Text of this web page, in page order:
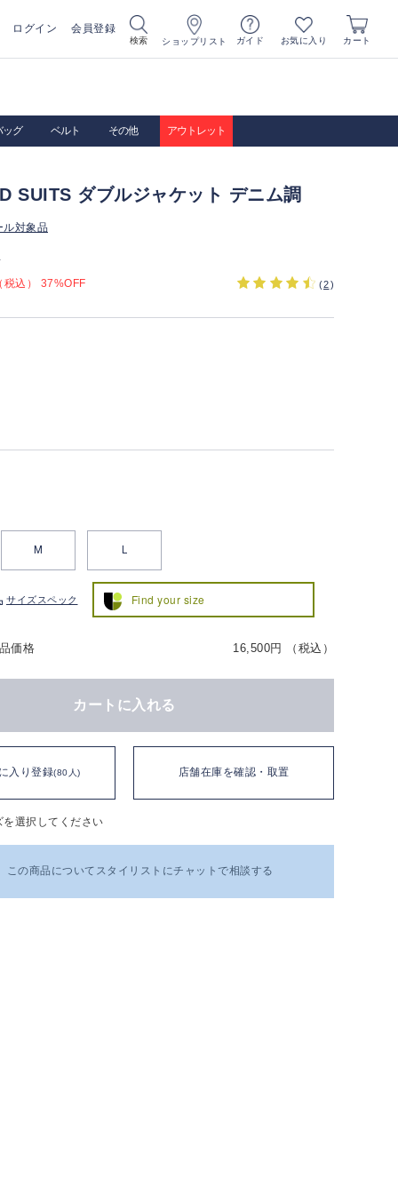
ログイン 会員登録
検索 ショップリスト ガイド お気に入り カート
ッグ ベルト その他 アウトレット
SUITS ダブルジャケット デニム調
ル対象品
込） 37%OFF (2)
M L
サイズスペック Find your size
価格 16,500円 （税込）
カートに入れる
入り登録(80人) 店舗在庫を確認・取置
選択してください
この商品についてスタイリストにチャットで相談する